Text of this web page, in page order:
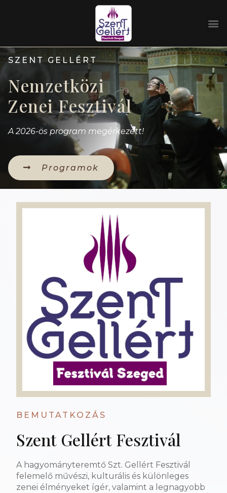
SZENT GELLÉRT
Nemzetközi
Zenei Fesztivál
A 2026-ös program megérkezett!
Programok
BEMUTATKOZÁS
Szent Gellért Fesztivál
A hagyományteremtő Szt. Gellért Fesztivál
felemelő művészi, kulturális és különleges
zenei élményeket ígér, valamint a legnagyobb